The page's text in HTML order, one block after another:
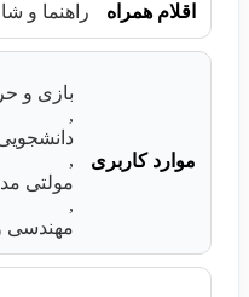
اقلام همراه راهنما و
موارد کاربری
بازی و
,
,
مولتی
,
مهندسی